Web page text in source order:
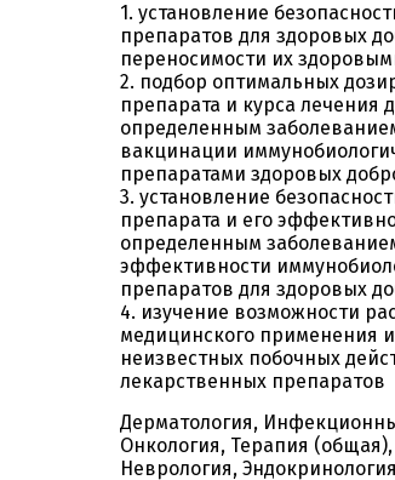
1. установление
препаратов для здоровых
переносимости их
2. подбор оптимальных
препарата и курса лечения
определенным
вакцинации
препаратами здоровых
3. установление
препарата и его
определенным
эффективности
препаратов для здоровых
4. изучение возможности
медицинского применения
неизвестных побочных
лекарственных препаратов
Дерматология,
Онкология, Терапия
Неврология,